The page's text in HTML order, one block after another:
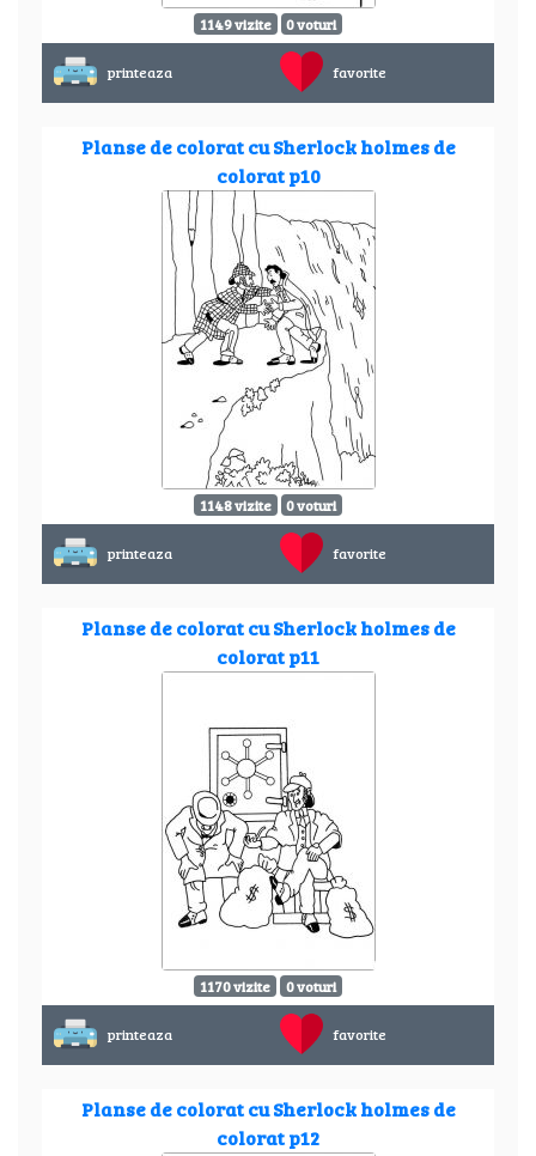
1149 vizite 0 voturi
printeaza favorite
Planse de colorat cu Sherlock holmes de
colorat p10
1148 vizite 0 voturi
printeaza favorite
Planse de colorat cu Sherlock holmes de
colorat p11
1170 vizite 0 voturi
printeaza favorite
Planse de colorat cu Sherlock holmes de
colorat p12